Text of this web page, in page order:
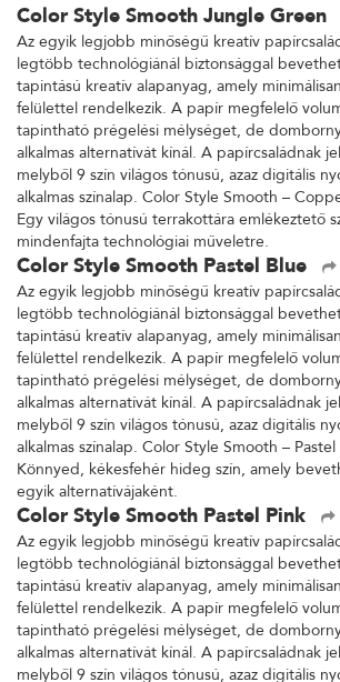
Color Style Smooth Jungle Green
Az egyik legjobb minőségű kreatív
legtöbb technológiánál biztonsággal
tapintású kreatív alapanyag, amely
felülettel rendelkezik. A papír megfelelő
tapintható prégelési mélységet, de
alkalmas alternatívát kínál. A papírcsaládnak
melyből 9 szín világos tónusú, azaz digitális
alkalmas színalap. Color Style Smooth –
Egy világos tónusú terrakottára emlékeztető
mindenfajta technológiai műveletre.
Color Style Smooth Pastel Blue
Az egyik legjobb minőségű kreatív
legtöbb technológiánál biztonsággal
tapintású kreatív alapanyag, amely
felülettel rendelkezik. A papír megfelelő
tapintható prégelési mélységet, de
alkalmas alternatívát kínál. A papírcsaládnak
melyből 9 szín világos tónusú, azaz digitális
alkalmas színalap. Color Style Smooth –
Könnyed, kékesfehér hideg szín, amely
egyik alternatívájaként.
Color Style Smooth Pastel Pink
Az egyik legjobb minőségű kreatív
legtöbb technológiánál biztonsággal
tapintású kreatív alapanyag, amely
felülettel rendelkezik. A papír megfelelő
tapintható prégelési mélységet, de
alkalmas alternatívát kínál. A papírcsaládnak
melyből 9 szín világos tónusú, azaz digitális